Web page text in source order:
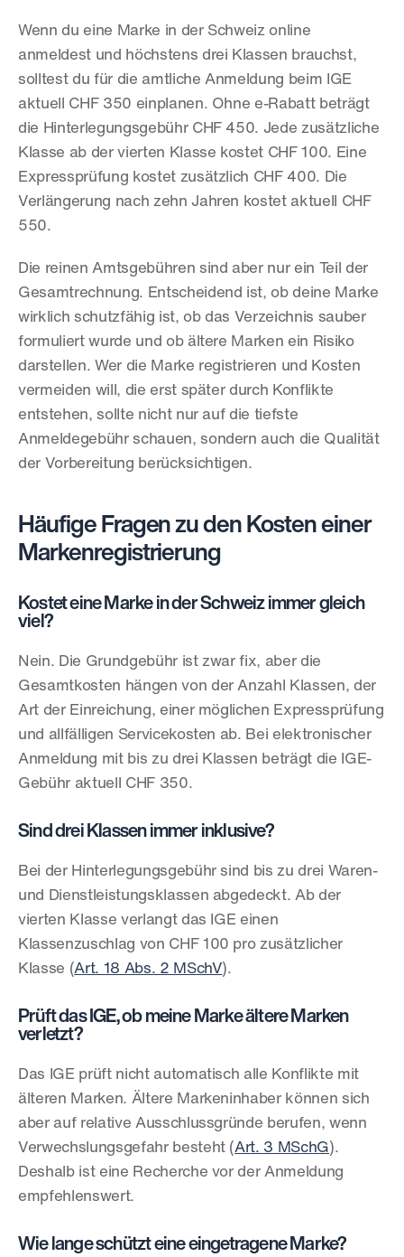
Wenn du eine Marke in der Schweiz online
anmeldest und höchstens drei Klassen brauchst,
solltest du für die amtliche Anmeldung beim IGE
aktuell CHF 350 einplanen. Ohne e-Rabatt beträgt
die Hinterlegungsgebühr CHF 450. Jede zusätzliche
Klasse ab der vierten Klasse kostet CHF 100. Eine
Expressprüfung kostet zusätzlich CHF 400. Die
Verlängerung nach zehn Jahren kostet aktuell CHF
550.
Die reinen Amtsgebühren sind aber nur ein Teil der
Gesamtrechnung. Entscheidend ist, ob deine Marke
wirklich schutzfähig ist, ob das Verzeichnis sauber
formuliert wurde und ob ältere Marken ein Risiko
darstellen. Wer die Marke registrieren und Kosten
vermeiden will, die erst später durch Konflikte
entstehen, sollte nicht nur auf die tiefste
Anmeldegebühr schauen, sondern auch die Qualität
der Vorbereitung berücksichtigen.
Häufige Fragen zu den Kosten einer
Markenregistrierung
Kostet eine Marke in der Schweiz immer gleich
viel?
Nein. Die Grundgebühr ist zwar fix, aber die
Gesamtkosten hängen von der Anzahl Klassen, der
Art der Einreichung, einer möglichen Expressprüfung
und allfälligen Servicekosten ab. Bei elektronischer
Anmeldung mit bis zu drei Klassen beträgt die IGE-
Gebühr aktuell CHF 350.
Sind drei Klassen immer inklusive?
Bei der Hinterlegungsgebühr sind bis zu drei Waren-
und Dienstleistungsklassen abgedeckt. Ab der
vierten Klasse verlangt das IGE einen
Klassenzuschlag von CHF 100 pro zusätzlicher
Klasse (Art. 18 Abs. 2 MSchV).
Prüft das IGE, ob meine Marke ältere Marken
verletzt?
Das IGE prüft nicht automatisch alle Konflikte mit
älteren Marken. Ältere Markeninhaber können sich
aber auf relative Ausschlussgründe berufen, wenn
Verwechslungsgefahr besteht (Art. 3 MSchG).
Deshalb ist eine Recherche vor der Anmeldung
empfehlenswert.
Wie lange schützt eine eingetragene Marke?